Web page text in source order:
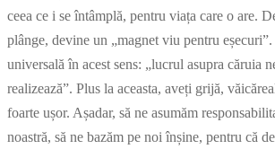
ceea ce i se întâmplă, pentru viața care o are.
plânge, devine un „magnet viu pentru
universală în acest sens: „lucrul asupra căruia
realizează”. Plus la aceasta, aveți grijă,
foarte ușor. Așadar, să ne asumăm
noastră, să ne bazăm pe noi înșine, pentru că